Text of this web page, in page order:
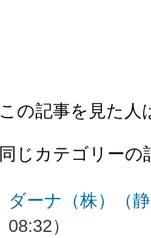
この記事を見た人
同じカテゴリーの
ダーナ（株）（
08:32）